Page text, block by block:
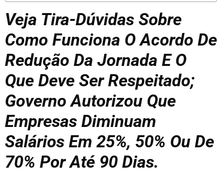
Veja Tira-Dúvidas Sobre
Como Funciona O Acordo De
Redução Da Jornada E O
Que Deve Ser Respeitado;
Governo Autorizou Que
Empresas Diminuam
Salários Em 25%, 50% Ou De
70% Por Até 90 Dias.